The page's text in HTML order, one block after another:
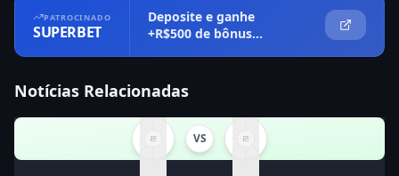
PATROCINADO
SUPERBET
Deposite e ganhe
+R$500 de bônus
Notícias Relacionadas
VS